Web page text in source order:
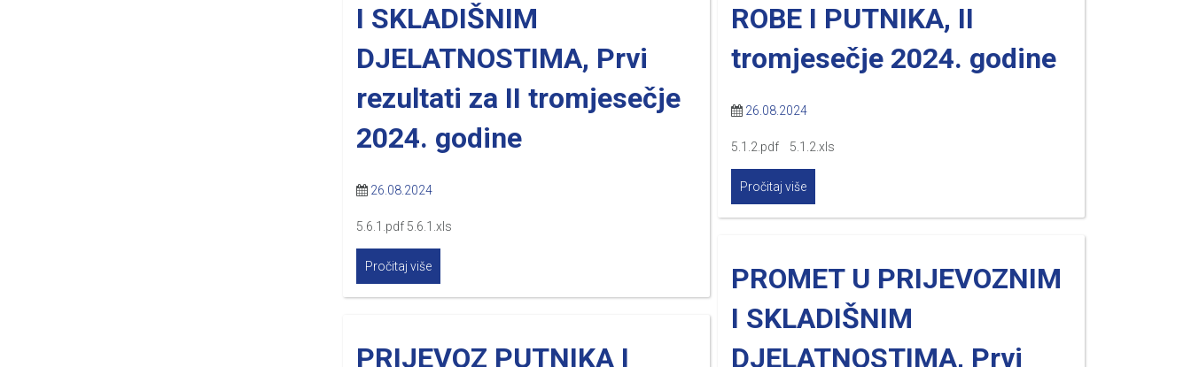
I SKLADIŠNIM
DJELATNOSTIMA, Prvi
rezultati za II tromjesečje
2024. godine
26.08.2024
5.6.1.pdf 5.6.1.xls
Pročitaj više
ROBE I PUTNIKA, II
tromjesečje 2024. godine
26.08.2024
5.1.2.pdf 5.1.2.xls
Pročitaj više
PROMET U PRIJEVOZNIM
I SKLADIŠNIM
DJELATNOSTIMA, Prvi
PRIJEVOZ PUTNIKA I